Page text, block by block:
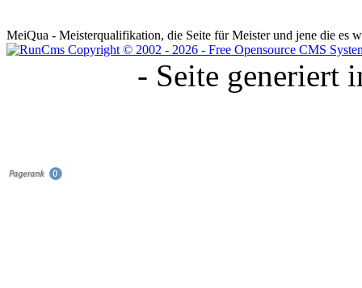
MeiQua - Meisterqualifikation, die Seite für Meister und jene die es
- Seite generiert